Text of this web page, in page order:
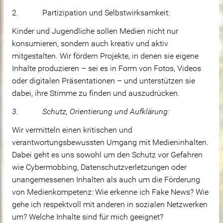
2. Partizipation und Selbstwirksamkeit:
Kinder und Jugendliche sollen Medien nicht nur
konsumieren, sondern auch kreativ und aktiv
mitgestalten. Wir fördern Projekte, in denen sie eigene
Inhalte produzieren – sei es in Form von Fotos, Videos
oder digitalen Präsentationen – und unterstützen sie
dabei, ihre Stimme zu finden und auszudrücken.
3. Schutz, Orientierung und Aufklärung:
Wir vermitteln einen kritischen und
verantwortungsbewussten Umgang mit Medieninhalten.
Dabei geht es uns sowohl um den Schutz vor Gefahren
wie Cybermobbing, Datenschutzverletzungen oder
unangemessenen Inhalten als auch um die Förderung
von Medienkompetenz: Wie erkenne ich Fake News? Wie
gehe ich respektvoll mit anderen in sozialen Netzwerken
um? Welche Inhalte sind für mich geeignet?